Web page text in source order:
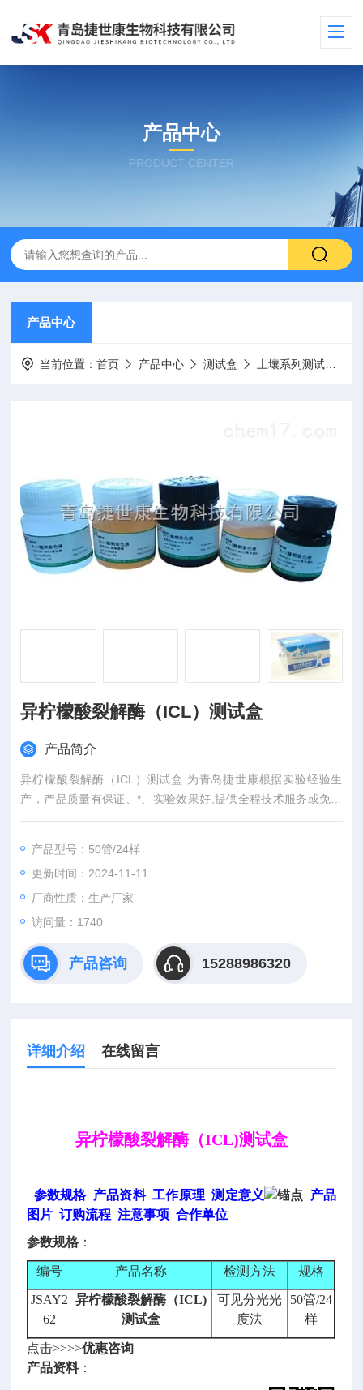
产品中心
PRODUCT CENTER
产品中心
当前位置：首页 产品中心 测试盒 土壤系列测试盒
异柠檬酸裂解酶（ICL）测试盒
产品简介
异柠檬酸裂解酶（ICL）测试盒 为青岛捷世康根据实验经验生
产，产品质量有保证、*、实验效果好,提供全程技术服务或免费
代测服务（山东省内可上门取样）产品具有灵敏度高，快速,准
产品型号：50管/24样
更新时间：2024-11-11
厂商性质：生产厂家
访问量：1740
产品咨询 15288986320
详细介绍 在线留言
异柠檬酸裂解酶（ICL)测试盒
参数规格 产品资料 工作原理 测定意义
产品
图片 订购流程 注意事项 合作单位
参数规格 ：
编号 产品名称 检测方法 规格
JSAY2
62
异柠檬酸裂解酶（ICL)
测试盒
可见分光光
度法
50管/24
样
点击>>>>优惠咨询
产品资料：